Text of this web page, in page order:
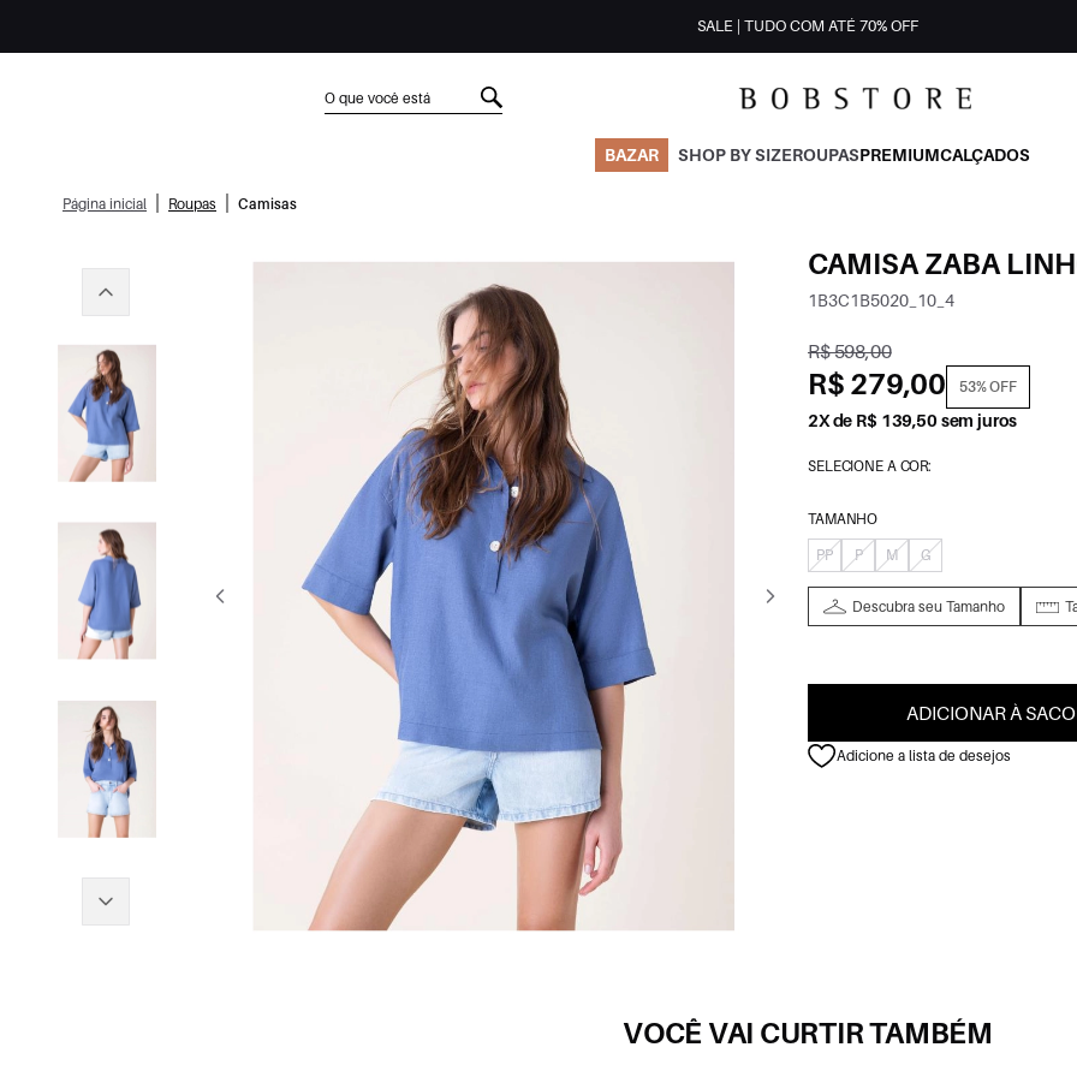
SALE | TUDO COM ATÉ 70% OFF
BAZAR SHOP BY SIZEROUPASPREMIUMCALÇADOS
Página inicial Roupas Camisas
CAMISA ZABA
1B3C1B5020_10_4
R$ 598,00
R$ 279,00 53% OFF
2X de R$ 139,50 sem juros
SELECIONE A COR:
TAMANHO
PP
P M G
Descubra seu Tamanho
ADICIONAR À
Adicione a lista de desejos
VOCÊ VAI CURTIR TAMBÉM